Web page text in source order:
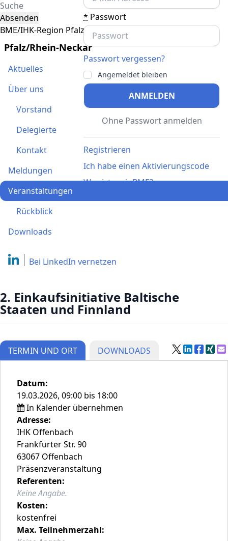
* Passwort
Passwort vergessen?
Angemeldet bleiben
ANMELDEN
Ohne Passwort anmelden
Registrieren
Ich habe einen Aktivierungscode
Was ist meinBME?
Absenden
BME/IHK-Region Pfalz/Rhein-Neckar
Pfalz/Rhein-Neckar
Aktuelles
Über uns
Vorstand
Delegierte
Kontakt
Meldungen
Veranstaltungen
Rückblick
Downloads
Bei LinkedIn vernetzen
2. Einkaufsinitiative Baltische
Staaten und Finnland
TERMIN UND ORT DOWNLOADS
Datum:
19.03.2026, 09:00 bis 18:00
In Kalender übernehmen
Adresse:
IHK Offenbach
Frankfurter Str. 90
63067 Offenbach
Präsenzveranstaltung
Referenten:
Keine Angabe.
Kosten:
kostenfrei
Max. Teilnehmerzahl: